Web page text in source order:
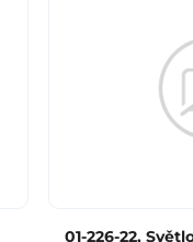
01-226-22,